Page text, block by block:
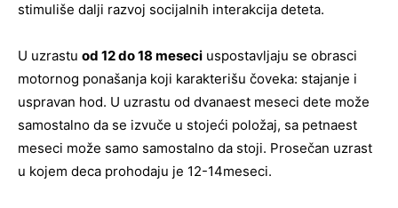
stimuliše dalji razvoj socijalnih interakcija deteta.
U uzrastu od 12 do 18 meseci uspostavljaju se obrasci
motornog ponašanja koji karakterišu čoveka: stajanje i
uspravan hod. U uzrastu od dvanaest meseci dete može
samostalno da se izvuče u stojeći položaj, sa petnaest
meseci može samo samostalno da stoji. Prosečan uzrast
u kojem deca prohodaju je 12-14meseci.